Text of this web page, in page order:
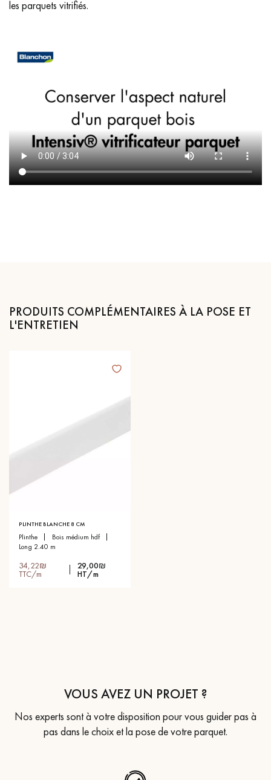
les parquets vitrifiés.
PRODUITS COMPLÉMENTAIRES À LA POSE ET
L'ENTRETIEN
PLINTHE BLANCHE 8 CM
plinthe
bois médium hdf
long 2.40 m
34,22₪
TTC/m
29,00₪
HT/m
VOUS AVEZ UN PROJET ?
Nos experts sont à votre disposition pour vous guider pas à
pas dans le choix et la pose de votre parquet.